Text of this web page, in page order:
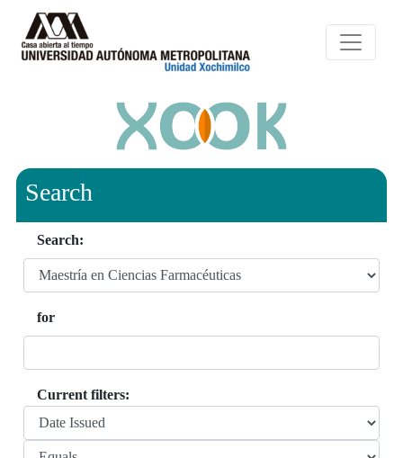
Search
Search:
for
Current filters: